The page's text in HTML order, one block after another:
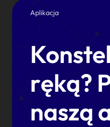
Aplikacja
ręką?
naszą